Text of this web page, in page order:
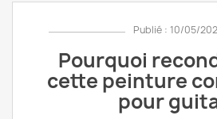
Publié : 10/05/
Pourquoi
cette peinture
pour